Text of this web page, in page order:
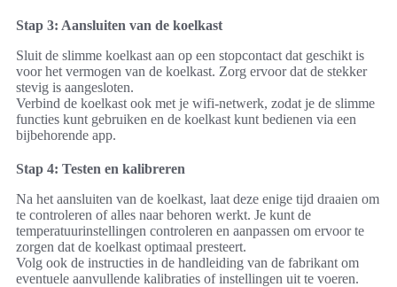
Stap 3: Aansluiten van de koelkast
Sluit de slimme koelkast aan op een stopcontact dat geschikt is
voor het vermogen van de koelkast. Zorg ervoor dat de stekker
stevig is aangesloten.
Verbind de koelkast ook met je wifi-netwerk, zodat je de slimme
functies kunt gebruiken en de koelkast kunt bedienen via een
bijbehorende app.
Stap 4: Testen en kalibreren
Na het aansluiten van de koelkast, laat deze enige tijd draaien om
te controleren of alles naar behoren werkt. Je kunt de
temperatuurinstellingen controleren en aanpassen om ervoor te
zorgen dat de koelkast optimaal presteert.
Volg ook de instructies in de handleiding van de fabrikant om
eventuele aanvullende kalibraties of instellingen uit te voeren.